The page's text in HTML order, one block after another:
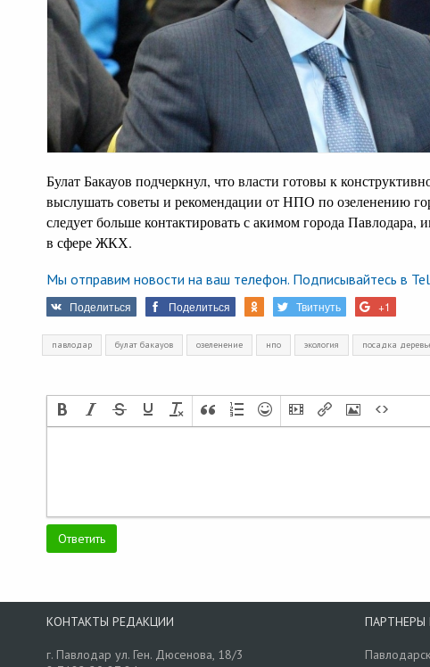
Булат Бакауов подчеркнул, что власти готовы к
выслушать советы и рекомендации от НПО по озеленению
следует больше контактировать с акимом города
в сфере ЖКХ.
Мы отправим новости на ваш телефон. Подписывайтесь в
Поделиться Поделиться Твитнуть +1
павлодар булат бакауов озеленение нпо экология посадка
КОНТАКТЫ РЕДАКЦИИ
г. Павлодар ул. Ген. Дюсенова, 18/3
ПАРТНЕРЫ